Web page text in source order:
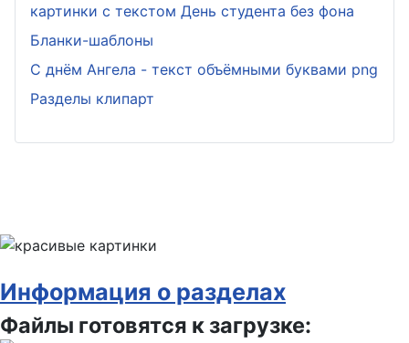
картинки с текстом День студента без фона
Бланки-шаблоны
С днём Ангела - текст объёмными буквами png
Разделы клипарт
Информация о разделах
Файлы готовятся к загрузке: